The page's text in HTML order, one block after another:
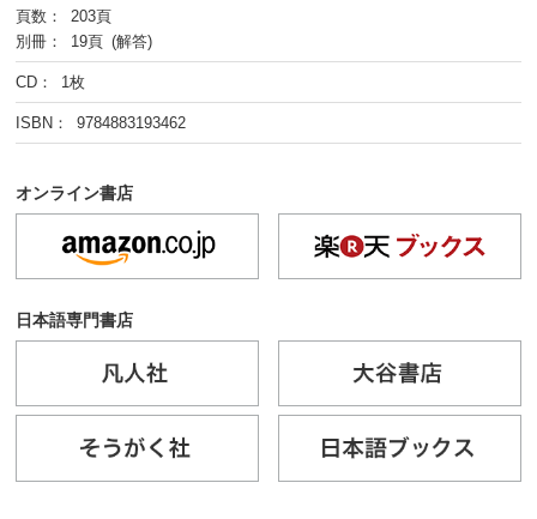
頁数： 203頁
別冊： 19頁 (解答)
CD： 1枚
ISBN： 9784883193462
オンライン書店
日本語専門書店